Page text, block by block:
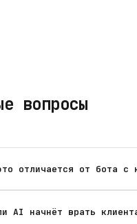
вопросы
отличается от бота с
AI начнёт врать